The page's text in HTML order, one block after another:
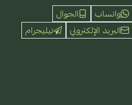
واتساب
الجوال
البريد الإلكتروني
تيليجرام